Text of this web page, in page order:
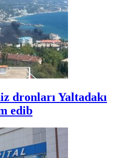
dronları Yaltadakı
edib